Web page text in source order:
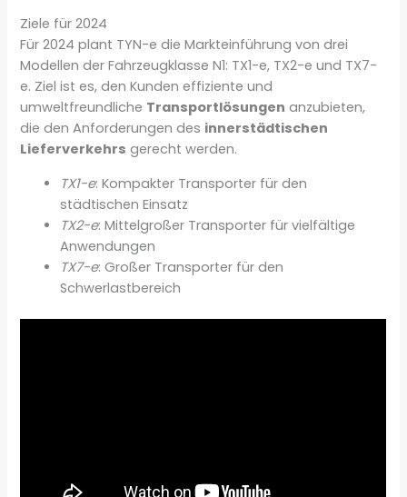
Ziele für 2024
Für 2024 plant TYN-e die Markteinführung von drei
Modellen der Fahrzeugklasse N1: TX1-e, TX2-e und TX7-
e. Ziel ist es, den Kunden effiziente und
umweltfreundliche Transportlösungen anzubieten,
die den Anforderungen des innerstädtischen
Lieferverkehrs gerecht werden.
TX1-e: Kompakter Transporter für den
städtischen Einsatz
TX2-e: Mittelgroßer Transporter für vielfältige
Anwendungen
TX7-e: Großer Transporter für den
Schwerlastbereich